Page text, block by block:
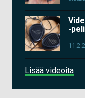
-
Lisää videoita